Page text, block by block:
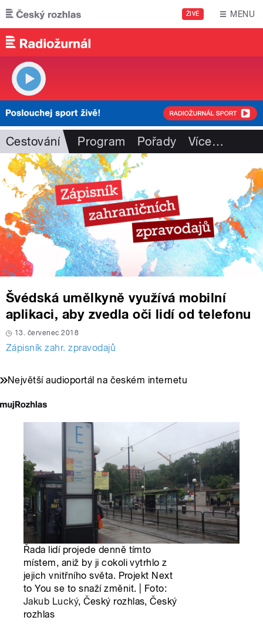
Přejít k hlavnímu obsahu
ŽIVĚ MENU
Cestování Program Pořady Více…
Švédská umělkyně využívá mobilní
aplikaci, aby zvedla oči lidí od telefonu
13. červenec 2018
Zápisník zahr. zpravodajů
Největší audioportál na českém internetu
Řada lidí projede denně tímto
místem, aniž by ji cokoli vytrhlo z
jejich vnitřního světa. Projekt Next
to You se to snaží změnit. | Foto:
Jakub Lucký, Český rozhlas, Český
rozhlas